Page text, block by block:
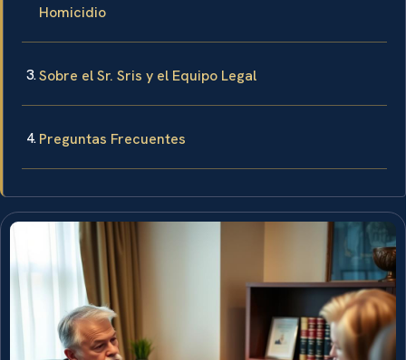
Homicidio
Sobre el Sr. Sris y el Equipo Legal
Preguntas Frecuentes